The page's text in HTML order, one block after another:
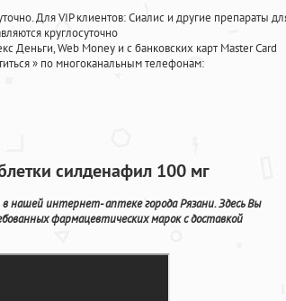
Для VIP клиентов: Сиалис и другие препараты
круглосуточно
Деньги, Web Money и с банковских карт Master Card
» по многоканальным телефонам:
силденафил 100 мг
нашей интернет- аптеке города Рязани. Здесь Вы
фармацевтических марок с доставкой